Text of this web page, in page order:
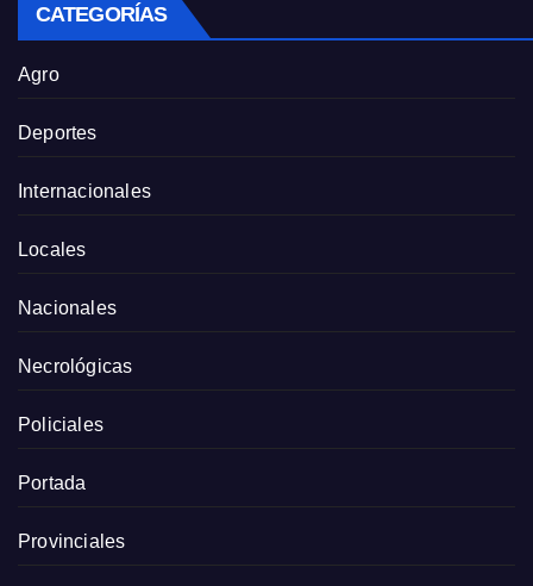
CATEGORÍAS
Agro
Deportes
Internacionales
Locales
Nacionales
Necrológicas
Policiales
Portada
Provinciales